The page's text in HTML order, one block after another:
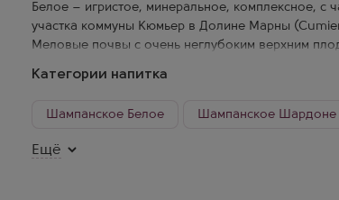
Белое – игристое, минеральное, комплексное, с
участка коммуны Кюмьер в Долине Марны
Меловые почвы с очень неглубоким верхним
используется только сок первого отжима
Категории напитка
Шампанское Белое Шампанское Шардоне
Шампанское Франция Белое
Ещё